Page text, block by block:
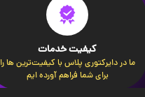
کیفیت خدمات
ما در دایرکتوری پلاس با کیفیت‌ترین ها را
برای شما فراهم آورده ایم